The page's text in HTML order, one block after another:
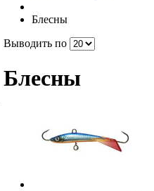
Блесны
Выводить по
Блесны